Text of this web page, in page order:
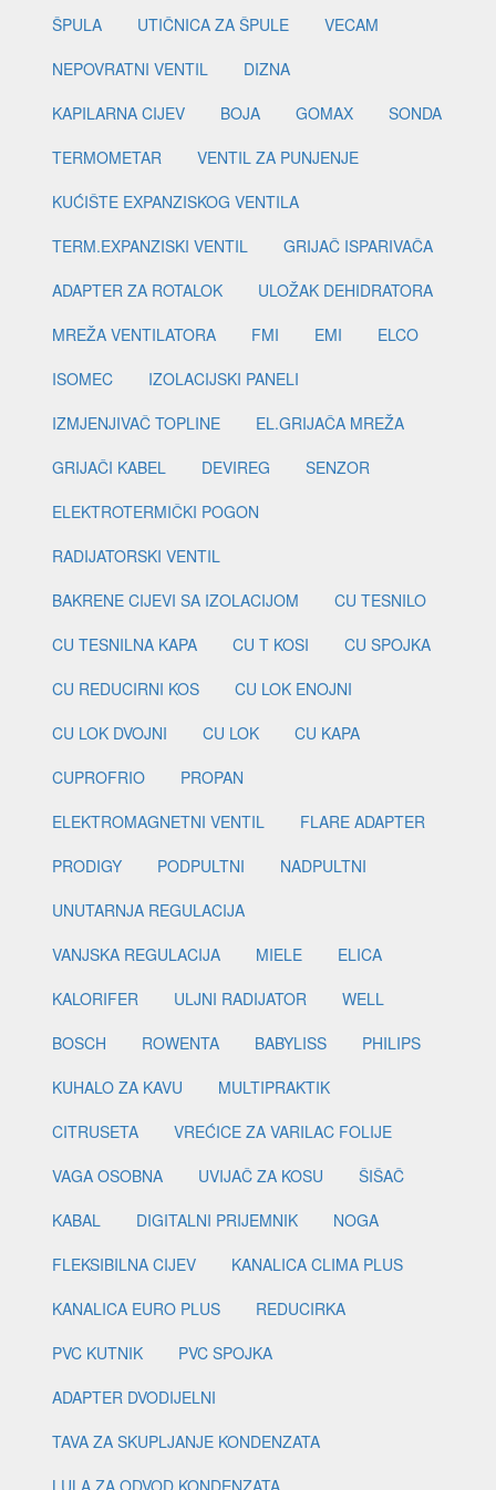
ŠPULA UTIČNICA ZA ŠPULE
VECAM
NEPOVRATNI VENTIL
DIZNA
KAPILARNA CIJEV
BOJA GOMAX
SONDA
TERMOMETAR
VENTIL ZA PUNJENJE
KUĆIŠTE EXPANZISKOG VENTILA
TERM.EXPANZISKI VENTIL
GRIJAČ ISPARIVAČA
ADAPTER ZA ROTALOK
ULOŽAK DEHIDRATORA
MREŽA VENTILATORA
FMI EMI
ELCO
ISOMEC
IZOLACIJSKI PANELI
IZMJENJIVAČ TOPLINE
EL.GRIJAČA MREŽA
GRIJAČI KABEL
DEVIREG
SENZOR
ELEKTROTERMIČKI POGON
RADIJATORSKI VENTIL
BAKRENE CIJEVI SA IZOLACIJOM
CU TESNILO
CU TESNILNA KAPA
CU T KOSI
CU SPOJKA
CU REDUCIRNI KOS
CU LOK ENOJNI
CU LOK DVOJNI
CU LOK
CU KAPA
CUPROFRIO
PROPAN
ELEKTROMAGNETNI VENTIL
FLARE ADAPTER
PRODIGY
PODPULTNI
NADPULTNI
UNUTARNJA REGULACIJA
VANJSKA REGULACIJA
MIELE
ELICA
KALORIFER
ULJNI RADIJATOR
WELL
BOSCH
ROWENTA BABYLISS
PHILIPS
KUHALO ZA KAVU
MULTIPRAKTIK
CITRUSETA
VREĆICE ZA VARILAC FOLIJE
VAGA OSOBNA
UVIJAČ ZA KOSU
ŠIŠAČ
KABAL
DIGITALNI PRIJEMNIK
NOGA
FLEKSIBILNA CIJEV
KANALICA CLIMA PLUS
KANALICA EURO PLUS
REDUCIRKA
PVC KUTNIK
PVC SPOJKA
ADAPTER DVODIJELNI
TAVA ZA SKUPLJANJE KONDENZATA
LULA ZA ODVOD KONDENZATA